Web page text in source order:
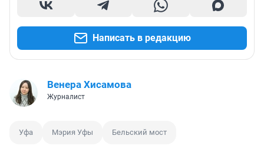
Написать в редакцию
Венера Хисамова
Журналист
Уфа Мэрия Уфы Бельский мост